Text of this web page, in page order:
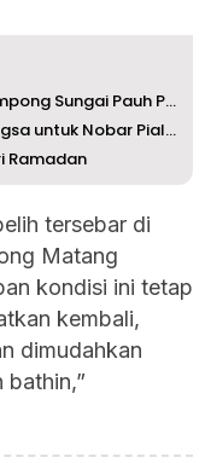
Zamzami Terpilih Sebagai Geuchik Gampong Sungai Pauh Peri...
Warga Minta Live Videotron Pemko Langsa untuk Nobar Piala...
Ramadan
tersebar di
Matang
kondisi ini tetap
kembali,
dimudahkan